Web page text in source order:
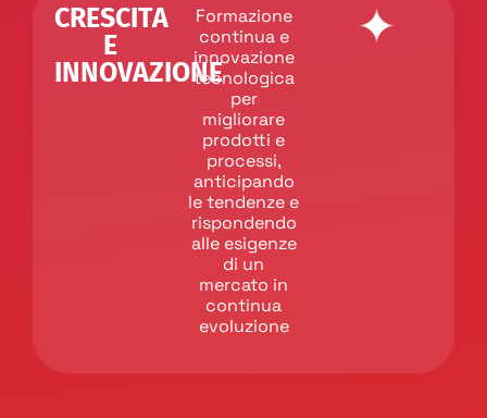
CRESCITA
E
INNOVAZIONE
Formazione
continua e
innovazione
tecnologica
per
migliorare
prodotti e
processi,
anticipando
le tendenze e
rispondendo
alle esigenze
di un
mercato in
continua
evoluzione